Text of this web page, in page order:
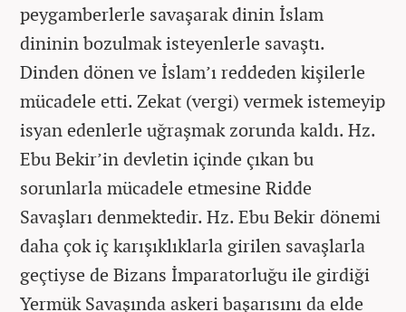
peygamberlerle savaşarak dinin İslam
dininin bozulmak isteyenlerle savaştı.
Dinden dönen ve İslam’ı reddeden kişilerle
mücadele etti. Zekat (vergi) vermek istemeyip
isyan edenlerle uğraşmak zorunda kaldı. Hz.
Ebu Bekir’in devletin içinde çıkan bu
sorunlarla mücadele etmesine Ridde
Savaşları denmektedir. Hz. Ebu Bekir dönemi
daha çok iç karışıklıklarla girilen savaşlarla
geçtiyse de Bizans İmparatorluğu ile girdiği
Yermük Savaşında askeri başarısını da elde